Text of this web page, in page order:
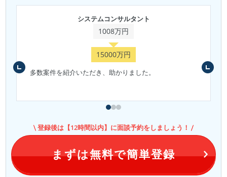
システムコンサルタント
1008万円
15000万円
多数案件を紹介いただき、助かりました。
登録後は【12時間以内】に面談予約をしましょう！
まずは無料で簡単登録